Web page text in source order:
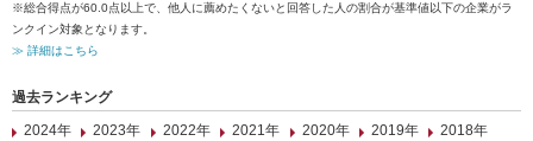
※総合得点が60.0点以上で、他人に薦めたくないと回答した人の割合が基準値以下の企業がラ
ンクイン対象となります。
≫ 詳細はこちら
過去ランキング
2024年
2023年 2022年 2021年 2020年 2019年
2018年